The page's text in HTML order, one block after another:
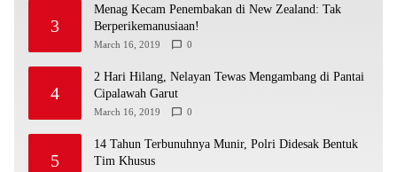
3
Menag Kecam Penembakan di New Zealand: Tak
Berperikemanusiaan!
March 16, 2019 0
4
2 Hari Hilang, Nelayan Tewas Mengambang di Pantai
Cipalawah Garut
March 16, 2019 0
5
14 Tahun Terbunuhnya Munir, Polri Didesak Bentuk
Tim Khusus